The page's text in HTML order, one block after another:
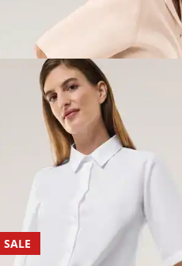
10 von 24.
Hemdbluse Everyday 2.0
5,0 (3)
Fr. 119,99
SALE